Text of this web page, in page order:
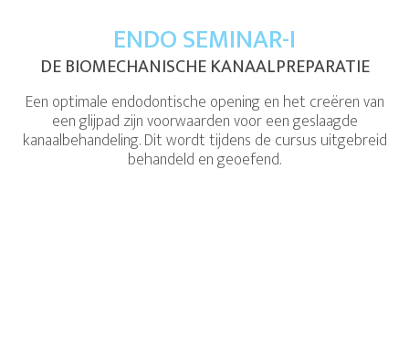
ENDO SEMINAR-I
DE BIOMECHANISCHE KANAALPREPARATIE
Een optimale endodontische opening en het creëren van
een glijpad zijn voorwaarden voor een geslaagde
kanaalbehandeling. Dit wordt tijdens de cursus uitgebreid
behandeld en geoefend.